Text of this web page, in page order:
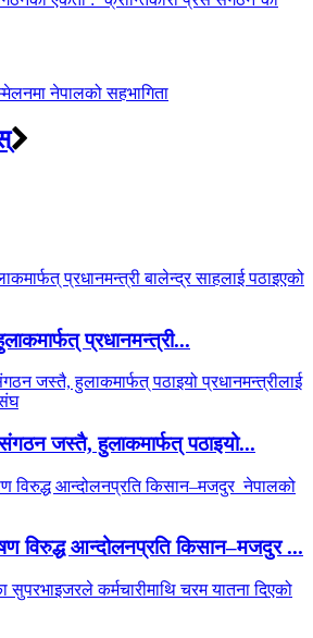
नेपालको सहभागिता
प्रधानमन्त्री...
जस्तै, हुलाकमार्फत् पठाइयो...
विरुद्ध आन्दोलनप्रति किसान–मजदुर ...